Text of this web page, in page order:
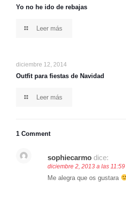
Yo no he ido de rebajas
Leer más
diciembre 12, 2014
Outfit para fiestas de Navidad
Leer más
1 Comment
sophiecarmo dice:
diciembre 2, 2013 a las 11:59
Me alegra que os gustara